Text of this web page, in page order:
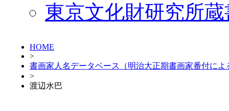
東京文化財研究所
HOME
>
書画家人名データベース（明治大正期書画家番付によ
>
渡辺水巴